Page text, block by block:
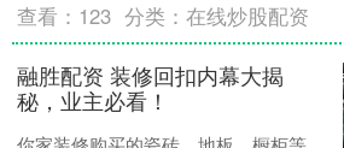
查看： 123 分类：在线炒股配资
融胜配资 装修回扣内幕大揭
秘，业主必看！